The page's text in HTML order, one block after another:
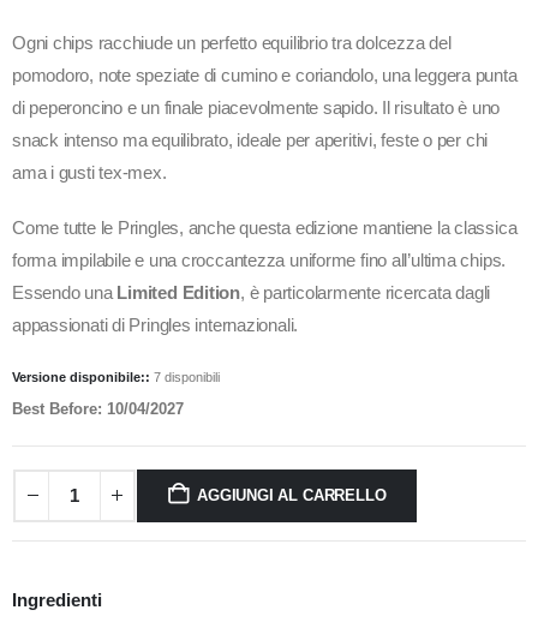
Ogni chips racchiude un perfetto equilibrio tra dolcezza del
pomodoro, note speziate di cumino e coriandolo, una leggera punta
di peperoncino e un finale piacevolmente sapido. Il risultato è uno
snack intenso ma equilibrato, ideale per aperitivi, feste o per chi
ama i gusti tex-mex.
Come tutte le Pringles, anche questa edizione mantiene la classica
forma impilabile e una croccantezza uniforme fino all’ultima chips.
Essendo una Limited Edition, è particolarmente ricercata dagli
appassionati di Pringles internazionali.
Versione disponibile:: 7 disponibili
Best Before: 10/04/2027
AGGIUNGI AL CARRELLO
Ingredienti